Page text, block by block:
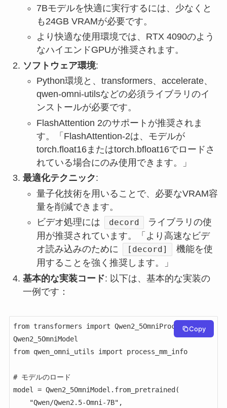
7Bモデルを快適に実行するには、少なくと
も24GB VRAMが必要です。
より快適な使用環境では、RTX 4090のよう
なハイエンドGPUが推奨されます。
ソフトウェア環境:
Python環境と、transformers、accelerate、
qwen-omni-utilsなどの必須ライブラリのイ
ンストールが必要です。
FlashAttention 2のサポートが推奨されま
す。「FlashAttention-2は、モデルが
torch.float16またはtorch.bfloat16でロードさ
れている場合にのみ使用できます。」
最適化テクニック:
量子化技術を用いることで、必要なVRAM容
量を削減できます。
ビデオ処理には
decord
ライブラリの使
用が推奨されています。「より高速なビデ
オ読み込みのために
[decord]
機能を使
用することを強く推奨します。」
基本的な実装コード: 以下は、基本的な実装の
一例です：
from transformers import Qwen2_5OmniProcessor,
Qwen2_5OmniModel
from qwen_omni_utils import process_mm_info
# モデルのロード
model = Qwen2_5OmniModel.from_pretrained(
Copy